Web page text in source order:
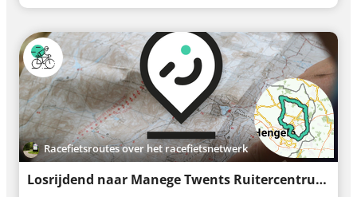
Racefietsroutes over het racefietsnetwerk
Losrijdend naar Manege Twents Ruitercentrum Het Hulsbeek